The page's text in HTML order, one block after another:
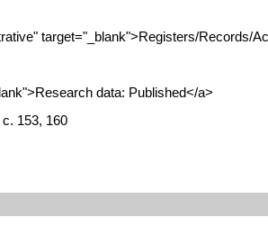
target="_blank">Registers/Records/
data: Published</a>
153, 160